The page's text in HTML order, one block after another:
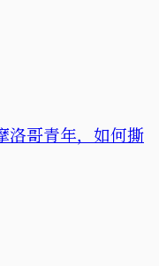
洛哥青年，如何撕